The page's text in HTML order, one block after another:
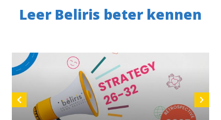
Leer Beliris beter kennen